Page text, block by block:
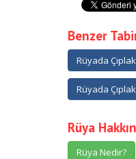
Benzer
Rüyada
Rüyada
Rüya
Rüya Nedir?